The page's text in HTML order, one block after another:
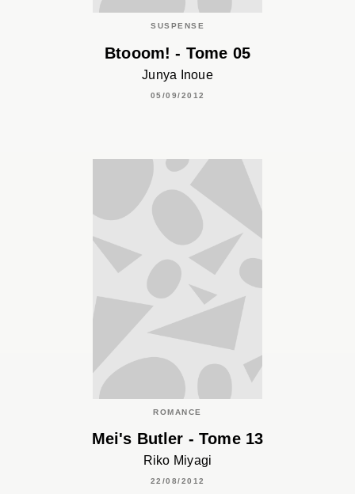
SUSPENSE
Btooom! - Tome 05
Junya Inoue
05/09/2012
ROMANCE
Mei's Butler - Tome 13
Riko Miyagi
22/08/2012